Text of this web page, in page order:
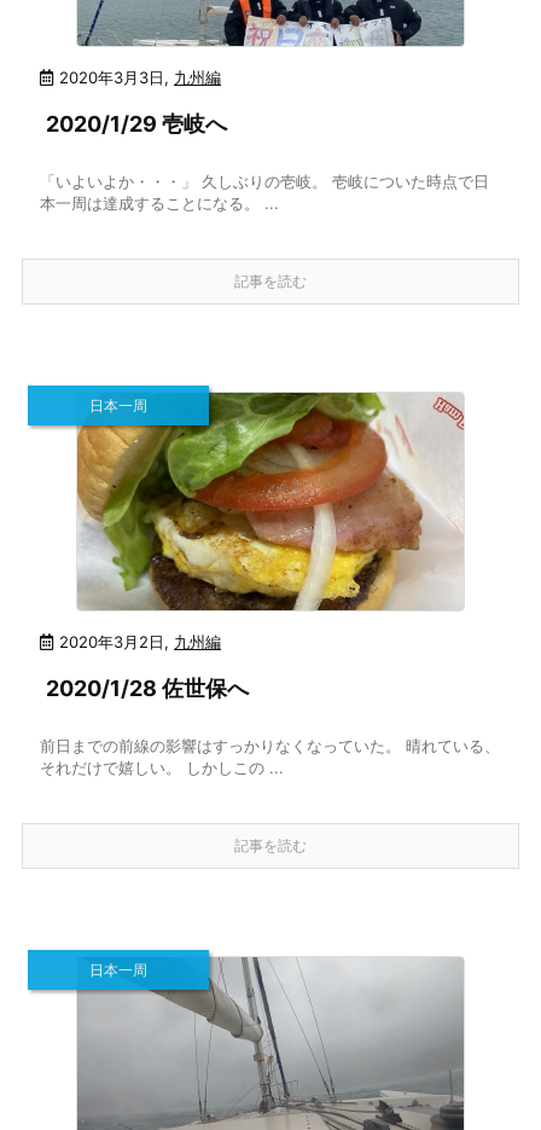
2020年3月3日, 九州編
2020/1/29 壱岐へ
「いよいよか・・・」 久しぶりの壱岐。 壱岐についた時点で日
本一周は達成することになる。 ...
記事を読む
2020年3月2日
日本一周
, 九州編
2020/1/28 佐世保へ
前日までの前線の影響はすっかりなくなっていた。 晴れている、
それだけで嬉しい。 しかしこの ...
記事を読む
日本一周